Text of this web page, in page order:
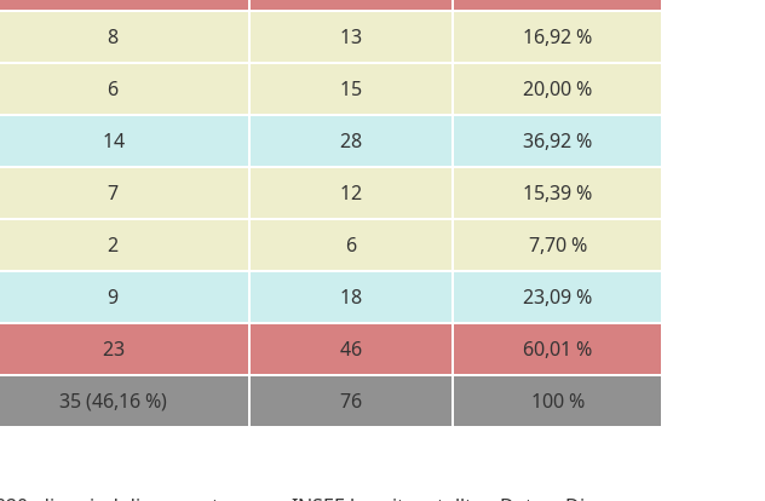
8 13
16,92 %
6 15
20,00 %
14 28
36,92 %
7 12
15,39 %
2 6
7,70 %
9 18
23,09 %
23 46
60,01 %
35 (46,16 %) 76 100 %